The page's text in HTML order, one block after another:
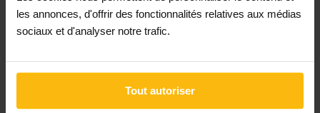
les annonces, d'offrir des fonctionnalités relatives aux médias
sociaux et d'analyser notre trafic.
Tout autoriser
Un compte organisme est nécessaire pour bénéficier au nom
de votre ASBL des avantages de la plateforme MonASBL.be :
consulter le contenu de nos fiches infos et bénéficier du
association, publier des annonces, consulter notre contenu
de formation en ligne, bénéficier d'un support expert, etc.
un seul compte pour tous nos sites